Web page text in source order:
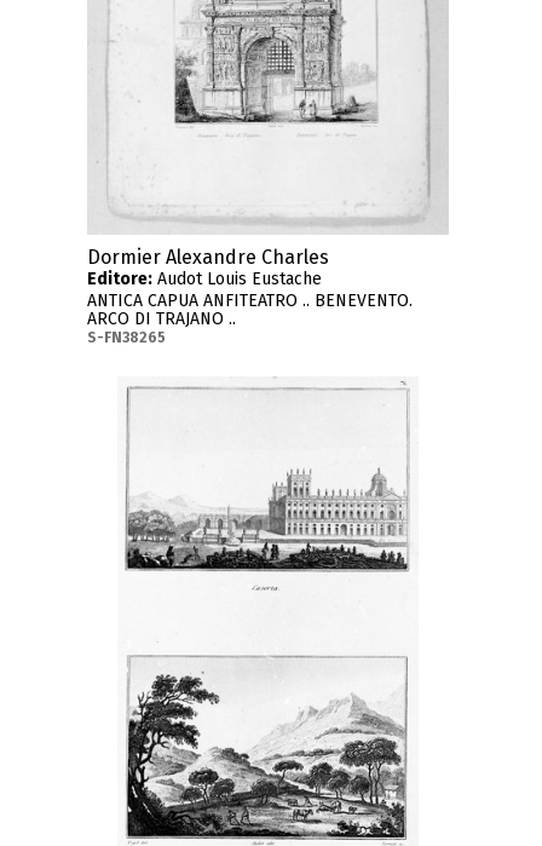
Dormier Alexandre Charles
Editore: Audot Louis Eustache
ANTICA CAPUA ANFITEATRO .. BENEVENTO.
ARCO DI TRAJANO ..
S-FN38265